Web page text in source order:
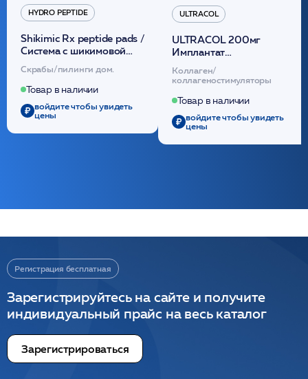
HYDRO PEPTIDE
Shikimic Rx peptide pads /
Cистема с шикимовой
кислотой обновляющая
(30шт) /HP
Скрабы/пилинги дом.
Товар в наличии
войдите чтобы увидеть
цены
ULTRACOL
ULTRACOL 200мг
Имплантат
внутридермальный,
стерильный на основе
полидиоксанона
/ULTRACOL
Коллаген/
коллагеностимуляторы
Товар в наличии
войдите чтобы увидеть
цены
Регистрация бесплатная
Зарегистрируйтесь на сайте и получите
индивидуальный прайс на весь каталог
Зарегистрироваться